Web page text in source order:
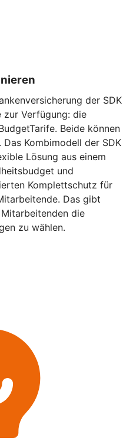
der SDK
zur Verfügung: die
Beide können
Kombimodell der SDK
Lösung aus einem
und
Komplettschutz für
Das gibt
die
zu wählen.